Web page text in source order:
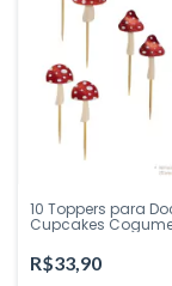
10 Toppers para
Cupcakes
Loja
R$33,90